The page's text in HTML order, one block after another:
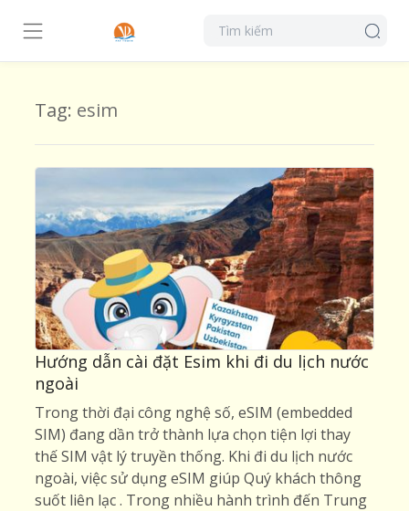
Tag: esim
Hướng dẫn cài đặt Esim khi đi du lịch nước
ngoài
Trong thời đại công nghệ số, eSIM (embedded
SIM) đang dần trở thành lựa chọn tiện lợi thay
thế SIM vật lý truyền thống. Khi đi du lịch nước
ngoài, việc sử dụng eSIM giúp Quý khách thông
suốt liên lạc . Trong nhiều hành trình đến Trung